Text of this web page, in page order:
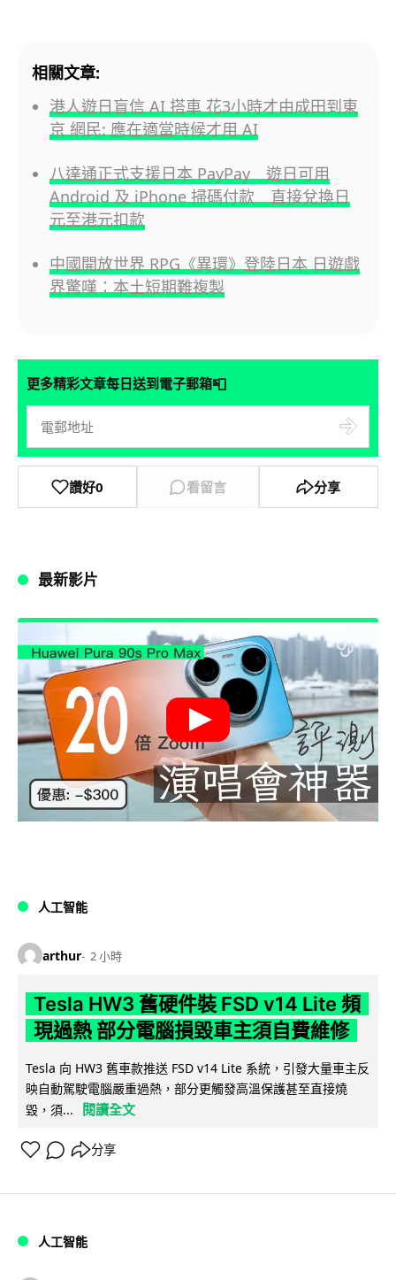
相關文章:
港人遊日盲信 AI 搭車 花3小時才由成田到東
京 網民: 應在適當時候才用 AI
八達通正式支援日本 PayPay 遊日可用
Android 及 iPhone 掃碼付款 直接兌換日
元至港元扣款
中國開放世界 RPG《異環》登陸日本 日遊戲
界驚嘆：本土短期難複製
更多精彩文章每日送到電子郵箱📮
讚好0 看留言 分享
最新影片
人工智能
arthur 2 小時
Tesla HW3 舊硬件裝 FSD v14 Lite 頻
現過熱 部分電腦損毀車主須自費維修
Tesla 向 HW3 舊車款推送 FSD v14 Lite 系統，引發大量車主反
映自動駕駛電腦嚴重過熱，部分更觸發高溫保護甚至直接燒
毀，須...
閱讀全文
分享
人工智能